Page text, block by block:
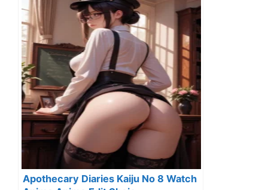
Apothecary Diaries Kaiju No 8 Watch